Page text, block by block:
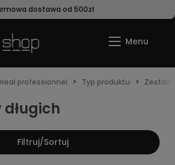
dostawa od 500zł
professionnel Typ produktu
długich
Filtruj/Sortuj